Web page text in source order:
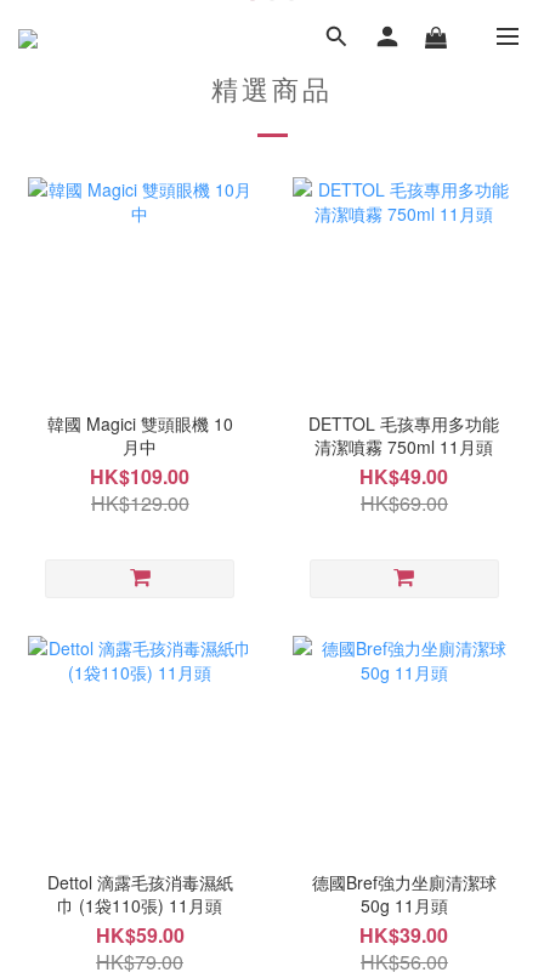
精選商品
韓國 Magici 雙頭眼機 10
月中
HK$109.00
HK$129.00
DETTOL 毛孩專用多功能
清潔噴霧 750ml 11月頭
HK$49.00
HK$69.00
Dettol 滴露毛孩消毒濕紙
巾 (1袋110張) 11月頭
HK$59.00
HK$79.00
德國Bref強力坐廁清潔球
50g 11月頭
HK$39.00
HK$56.00